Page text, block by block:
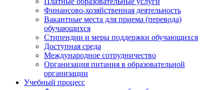
Финансово-хозяйственная деятельность
Вакантные места для приема (перевода)
обучающихся
Стипендии и меры поддержки обучающихся
Доступная среда
Международное сотрудничество
Организация питания в образовательной
организации
Учебный процесс